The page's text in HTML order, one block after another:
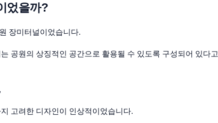
었을까?
장미터널이었습니다.
공원의 상징적인 공간으로 활용될 수 있도록 구성되어 있다고
고려한 디자인이 인상적이었습니다.